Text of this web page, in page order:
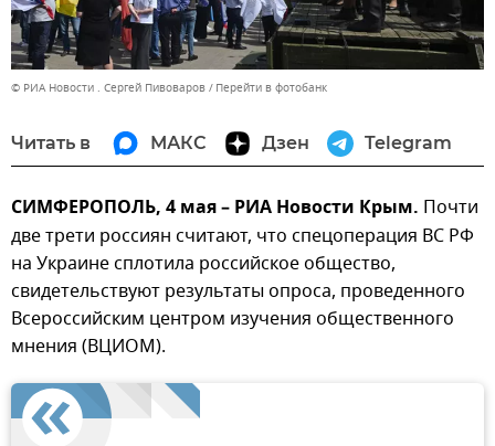
© РИА Новости . Сергей Пивоваров Перейти в фотобанк
Читать в МАКС Дзен Telegram
СИМФЕРОПОЛЬ, 4 мая – РИА Новости Крым. Почти
две трети россиян считают, что спецоперация ВС РФ
на Украине сплотила российское общество,
свидетельствуют результаты опроса, проведенного
Всероссийским центром изучения общественного
мнения (ВЦИОМ).